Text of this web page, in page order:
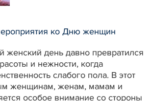
ко Дню женщин
день давно превратился
и нежности, когда
слабого пола. В этот
женщинам, женам, мамам и
особое внимание со стороны